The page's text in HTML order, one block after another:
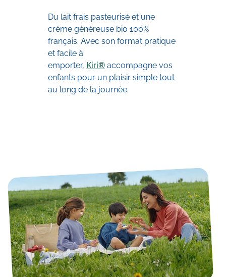
Du lait frais pasteurisé et une
crème généreuse bio 100%
français. Avec son format pratique
et facile à
emporter, Kiri®accompagne vos
enfants pour un plaisir simple tout
au long de la journée.